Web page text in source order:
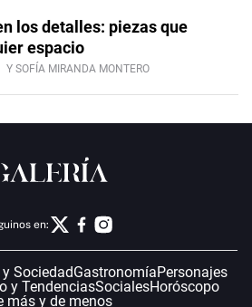
los detalles: piezas que
espacio
Y SOFÍA MIRANDA MONTERO
en:
SociedadGastronomíaPersonajes
y TendenciasSocialesHoróscopo
más y de menos